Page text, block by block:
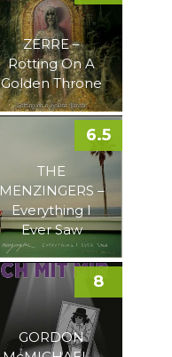
ZERRE –
Rotting On A
Golden Throne
THE
MENZINGERS –
Everything I
Ever Saw
6.5
GORDON
8